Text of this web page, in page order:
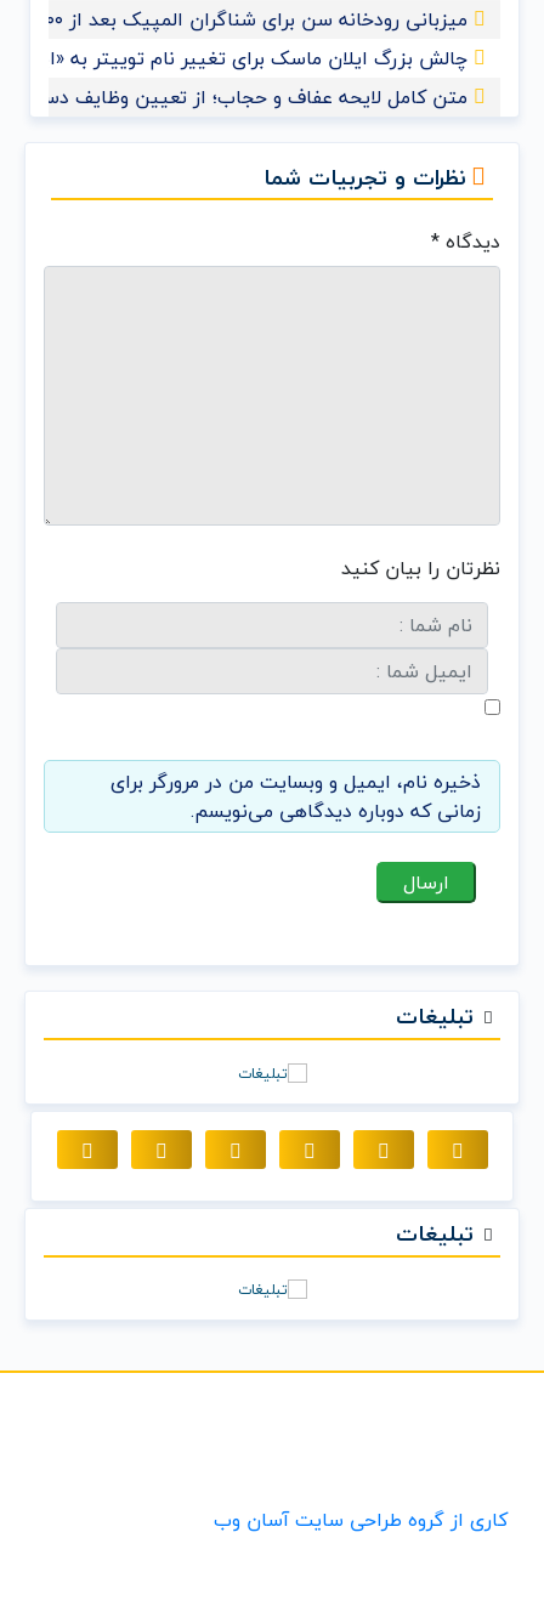
میزبانی رودخانه سن برای شناگران المپیک بعد از ۱۰۰ سال
چالش بزرگ ایلان ماسک برای تغییر نام توییتر به
متن کامل لایحه عفاف و حجاب؛ از تعیین وظایف
نظرات و تجربیات شما
دیدگاه*
نظرتان را بیان کنید
ذخیره نام، ایمیل و وبسایت من در مرورگر برای
زمانی که دوباره دیدگاهی می‌نویسم.
تبلیغات
تبلیغات
کاری از گروه طراحی سایت آسان وب